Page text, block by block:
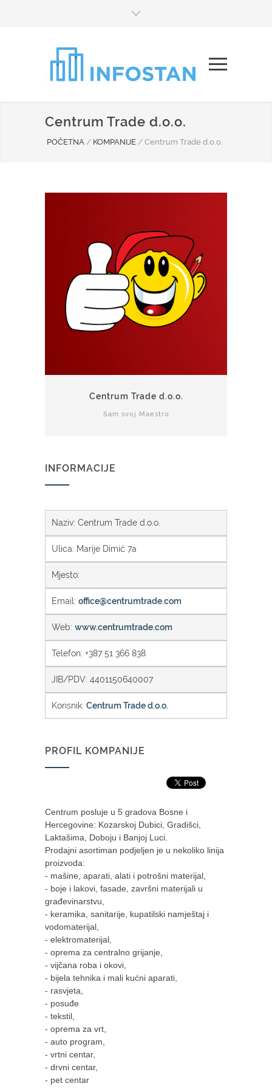
Centrum Trade d.o.o.
POČETNA / KOMPANIJE / Centrum Trade d.o.o.
Centrum Trade d.o.o.
Sam svoj Maestro
INFORMACIJE
Naziv: Centrum Trade d.o.o.
Ulica: Marije Dimić 7a
Mjesto:
Email: office@centrumtrade.com
Web: www.centrumtrade.com
Telefon: +387 51 366 838
JIB/PDV: 4401150640007
Korisnik: Centrum Trade d.o.o.
PROFIL KOMPANIJE
Centrum posluje u 5 gradova Bosne i
Hercegovine: Kozarskoj Dubici, Gradišci,
Laktašima, Doboju i Banjoj Luci.
Prodajni asortiman podjeljen je u nekoliko linija
proizvoda:
- mašine, aparati, alati i potrošni materijal,
- boje i lakovi, fasade, završni materijali u
građevinarstvu,
- keramika, sanitarije, kupatilski namještaj i
vodomaterijal,
- elektromaterijal,
- oprema za centralno grijanje,
- vijčana roba i okovi,
- bijela tehnika i mali kućni aparati,
- rasvjeta,
- posuđe
- tekstil,
- oprema za vrt,
- auto program,
- vrtni centar,
- drvni centar,
- pet centar